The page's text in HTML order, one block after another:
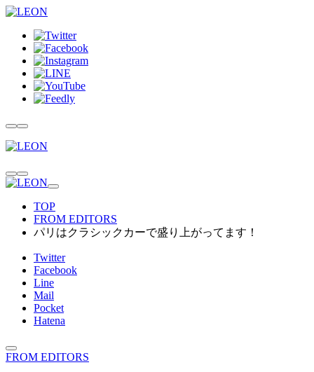
TOP
FROM EDITORS
パリはクラシックカーで盛り上がってます！
Twitter
Facebook
Line
Mail
Pocket
Hatena
FROM EDITORS